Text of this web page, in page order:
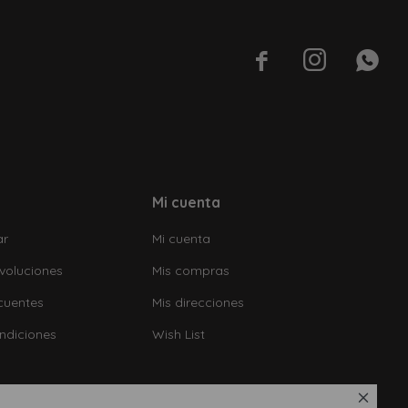

  
Mi cuenta
Mi cuenta
Mis compras
Mis direcciones
Wish List